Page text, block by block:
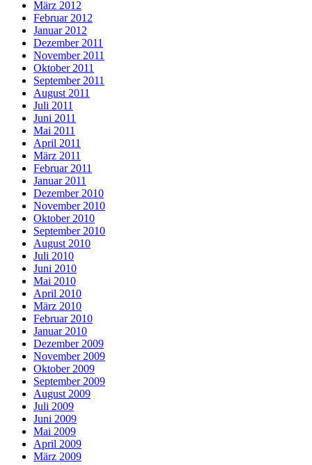
März 2012
Februar 2012
Januar 2012
Dezember 2011
November 2011
Oktober 2011
September 2011
August 2011
Juli 2011
Juni 2011
Mai 2011
April 2011
März 2011
Februar 2011
Januar 2011
Dezember 2010
November 2010
Oktober 2010
September 2010
August 2010
Juli 2010
Juni 2010
Mai 2010
April 2010
März 2010
Februar 2010
Januar 2010
Dezember 2009
November 2009
Oktober 2009
September 2009
August 2009
Juli 2009
Juni 2009
Mai 2009
April 2009
März 2009